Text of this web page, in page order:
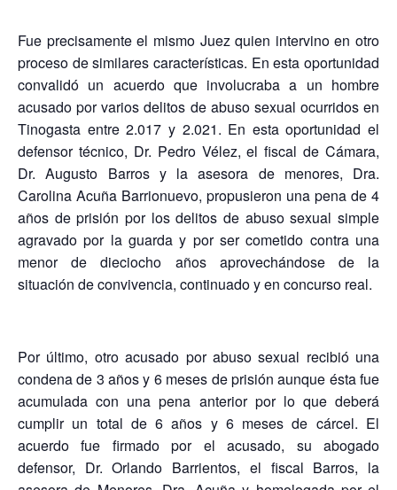
Fue precisamente el mismo Juez quien intervino en otro
proceso de similares características. En esta oportunidad
convalidó un acuerdo que involucraba a un hombre
acusado por varios delitos de abuso sexual ocurridos en
Tinogasta entre 2.017 y 2.021. En esta oportunidad el
defensor técnico, Dr. Pedro Vélez, el fiscal de Cámara,
Dr. Augusto Barros y la asesora de menores, Dra.
Carolina Acuña Barrionuevo, propusieron una pena de 4
años de prisión por los delitos de abuso sexual simple
agravado por la guarda y por ser cometido contra una
menor de dieciocho años aprovechándose de la
situación de convivencia, continuado y en concurso real.
Por último, otro acusado por abuso sexual recibió una
condena de 3 años y 6 meses de prisión aunque ésta fue
acumulada con una pena anterior por lo que deberá
cumplir un total de 6 años y 6 meses de cárcel. El
acuerdo fue firmado por el acusado, su abogado
defensor, Dr. Orlando Barrientos, el fiscal Barros, la